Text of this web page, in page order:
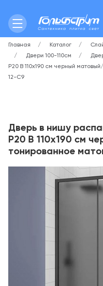
Главная Каталог
Двери 100-110см
P20 B 110х190 см черный
12-C9
Дверь в нишу
P20 B 110х190 см
тонированное